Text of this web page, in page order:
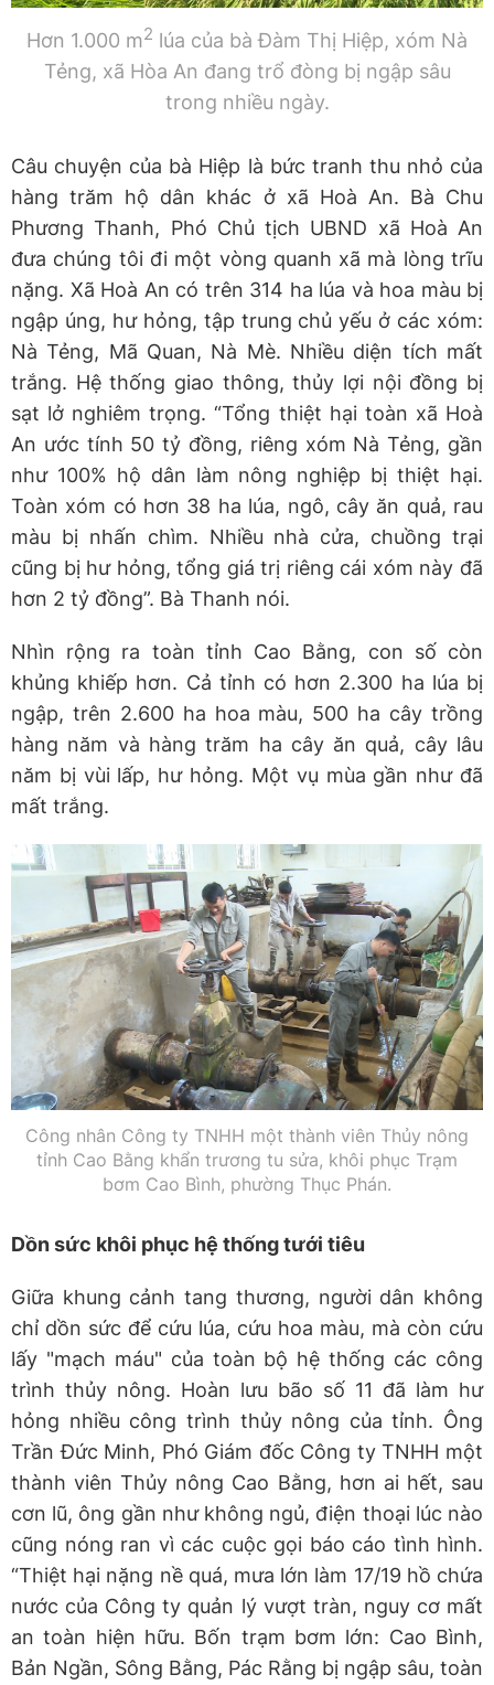
Hơn 1.000 m2 lúa của bà Đàm Thị Hiệp, xóm Nà
Tẻng, xã Hòa An đang trổ đòng bị ngập sâu
trong nhiều ngày.
Câu chuyện của bà Hiệp là bức tranh thu nhỏ của
hàng trăm hộ dân khác ở xã Hoà An. Bà Chu
Phương Thanh, Phó Chủ tịch UBND xã Hoà An
đưa chúng tôi đi một vòng quanh xã mà lòng trĩu
nặng. Xã Hoà An có trên 314 ha lúa và hoa màu bị
ngập úng, hư hỏng, tập trung chủ yếu ở các xóm:
Nà Tẻng, Mã Quan, Nà Mè. Nhiều diện tích mất
trắng. Hệ thống giao thông, thủy lợi nội đồng bị
sạt lở nghiêm trọng. “Tổng thiệt hại toàn xã Hoà
An ước tính 50 tỷ đồng, riêng xóm Nà Tẻng, gần
như 100% hộ dân làm nông nghiệp bị thiệt hại.
Toàn xóm có hơn 38 ha lúa, ngô, cây ăn quả, rau
màu bị nhấn chìm. Nhiều nhà cửa, chuồng trại
cũng bị hư hỏng, tổng giá trị riêng cái xóm này đã
hơn 2 tỷ đồng”. Bà Thanh nói.
Nhìn rộng ra toàn tỉnh Cao Bằng, con số còn
khủng khiếp hơn. Cả tỉnh có hơn 2.300 ha lúa bị
ngập, trên 2.600 ha hoa màu, 500 ha cây trồng
hàng năm và hàng trăm ha cây ăn quả, cây lâu
năm bị vùi lấp, hư hỏng. Một vụ mùa gần như đã
mất trắng.
Công nhân Công ty TNHH một thành viên Thủy nông
tỉnh Cao Bằng khẩn trương tu sửa, khôi phục Trạm
bơm Cao Bình, phường Thục Phán.
Dồn sức khôi phục hệ thống tưới tiêu
Giữa khung cảnh tang thương, người dân không
chỉ dồn sức để cứu lúa, cứu hoa màu, mà còn cứu
lấy "mạch máu" của toàn bộ hệ thống các công
trình thủy nông. Hoàn lưu bão số 11 đã làm hư
hỏng nhiều công trình thủy nông của tỉnh. Ông
Trần Đức Minh, Phó Giám đốc Công ty TNHH một
thành viên Thủy nông Cao Bằng, hơn ai hết, sau
cơn lũ, ông gần như không ngủ, điện thoại lúc nào
cũng nóng ran vì các cuộc gọi báo cáo tình hình.
“Thiệt hại nặng nề quá, mưa lớn làm 17/19 hồ chứa
nước của Công ty quản lý vượt tràn, nguy cơ mất
an toàn hiện hữu. Bốn trạm bơm lớn: Cao Bình,
Bản Ngần, Sông Bằng, Pác Rằng bị ngập sâu, toàn